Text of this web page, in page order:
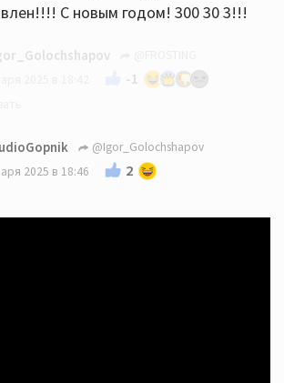
С новым годом! 300 30 3!!!
-1
@Igor_Golochshapov
2025 в 18:46
2